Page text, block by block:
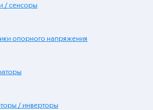
/ сенсоры
опорного напряжения
/ инверторы